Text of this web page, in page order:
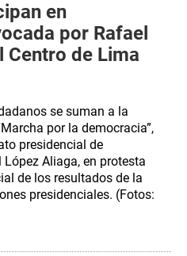
en
por Rafael
Centro de Lima
se suman a la
por la democracia”,
presidencial de
Aliaga, en protesta
de los resultados de la
presidenciales. (Fotos: